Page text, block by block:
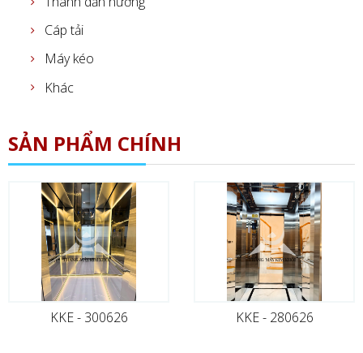
Cáp tải
Máy kéo
Khác
SẢN PHẨM CHÍNH
KKE - 300626 KKE - 280626